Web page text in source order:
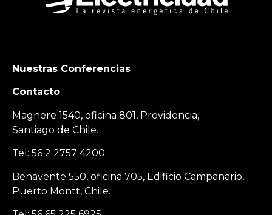
Nuestras Conferencias
Contacto
Magnere 1540, oficina 801, Providencia,
Santiago de Chile.
Tel: 56 2 2757 4200
Benavente 550, oficina 705, Edificio Campanario,
Puerto Montt, Chile.